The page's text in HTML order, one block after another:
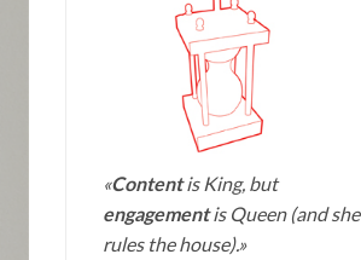
«Contentis King, but
engagementis Queen (and she
rules the house).»